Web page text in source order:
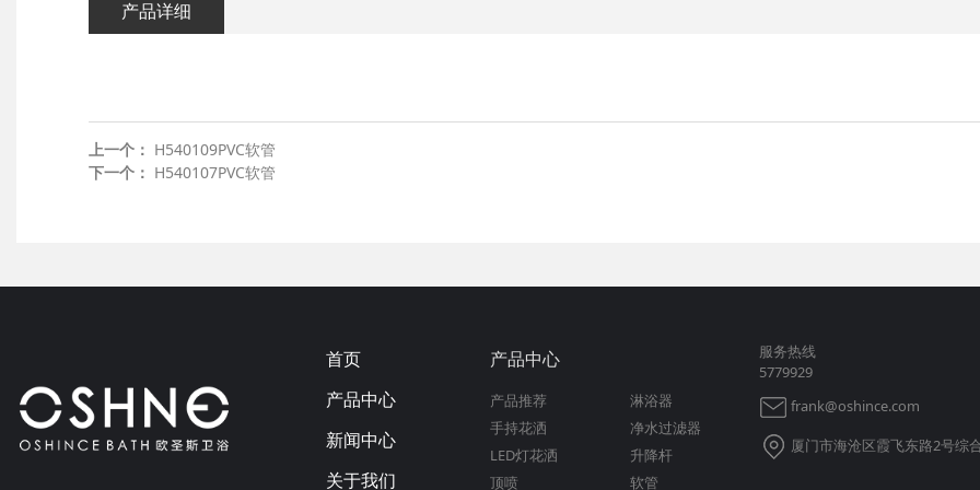
产品详细
上一个： H540109PVC软管
下一个： H540107PVC软管
首页
产品中心
新闻中心
关于我们
产品中心
产品推荐
手持花洒
LED灯花洒
顶喷
淋浴器
净水过滤器
升降杆
软管
服务热线
5779929
frank@oshince.com
厦门市海沧区霞飞东路2号综